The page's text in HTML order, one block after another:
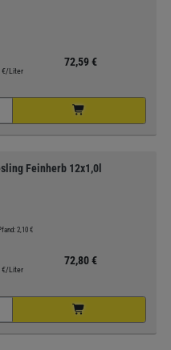
72,59 €
€/Liter
Feinherb 12x1,0l
2,10 €
72,80 €
€/Liter